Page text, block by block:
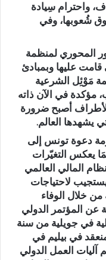
واحترام سِيادة
شُعوبها، وفي
المحوري لمنظمة
قامت عليها وبمبادئ
مَوْئِل الشرعية
مؤكدة في الآن ذاته
أصبح ضرورة
يشهدها العالم.
دعوة تونس إلى
يعكس التغيّرات
المالي العالمي
لاحتياجات
من خلال الوفاء
عن المؤتمر الدولي
في جويلية من سنة
في بيليم في
تدعيم آليات العمل الدولي